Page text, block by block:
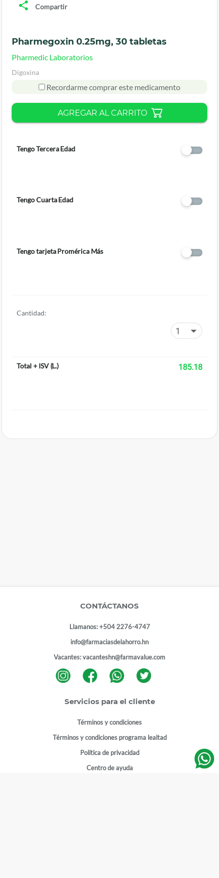
Compartir
Pharmegoxin 0.25mg, 30 tabletas
Pharmedic Laboratorios
Digoxina
Recordarme comprar este medicamento
AGREGAR AL CARRITO
Tengo Tercera Edad
Tengo Cuarta Edad
Tengo tarjeta Promérica Más
Cantidad:
Total + ISV(L.) 185.18
CONTÁCTANOS
Llamanos:+504 2276-4747
info@farmaciasdelahorro.hn
Vacantes:vacanteshn@farmavalue.com
Servicios para el cliente
Términos y condiciones
Términos y condiciones programa lealtad
Política de privacidad
Centro de ayuda